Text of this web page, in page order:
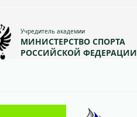
Учредитель академии
МИНИСТЕРСТВО СПОРТА
РОССИЙСКОЙ ФЕДЕРАЦИИ